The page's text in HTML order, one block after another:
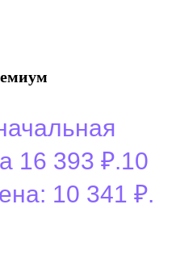
16 393 ₽.10
10 341 ₽.